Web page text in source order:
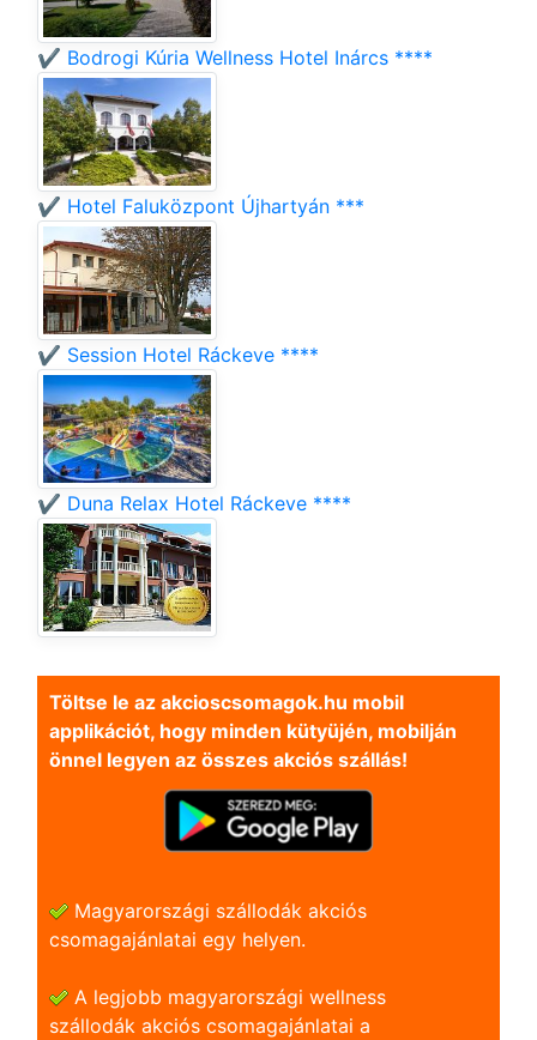
✔️ Bodrogi Kúria Wellness Hotel Inárcs ****
✔️ Hotel Faluközpont Újhartyán ***
✔️ Session Hotel Ráckeve ****
✔️ Duna Relax Hotel Ráckeve ****
Töltse le az akcioscsomagok.hu mobil
applikációt, hogy minden kütyüjén, mobilján
önnel legyen az összes akciós szállás!
Magyarországi szállodák akciós
csomagajánlatai egy helyen.
A legjobb magyarországi wellness
szállodák akciós csomagajánlatai a